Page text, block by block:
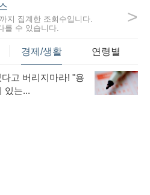
지 집계한 조회수입니다.
를 수 있습니다.
>
경제/생활 연령별
고 버리지마라! "용
있는...